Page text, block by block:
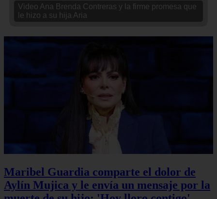
Video Ana Brenda Contreras y la firme promesa que
le hizo a su hija Aria
Maribel Guardia comparte el dolor de
Aylín Mujica y le envía un mensaje por la